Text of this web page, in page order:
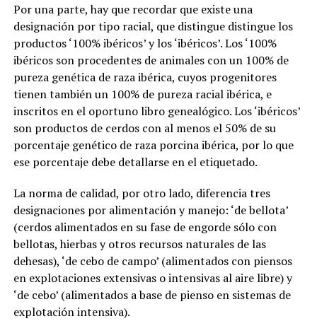
Por una parte, hay que recordar que existe una
designación por tipo racial, que distingue distingue los
productos ‘100% ibéricos’ y los ‘ibéricos’. Los ‘100%
ibéricos son procedentes de animales con un 100% de
pureza genética de raza ibérica, cuyos progenitores
tienen también un 100% de pureza racial ibérica, e
inscritos en el oportuno libro genealógico. Los ‘ibéricos’
son productos de cerdos con al menos el 50% de su
porcentaje genético de raza porcina ibérica, por lo que
ese porcentaje debe detallarse en el etiquetado.
La norma de calidad, por otro lado, diferencia tres
designaciones por alimentación y manejo: ‘de bellota’
(cerdos alimentados en su fase de engorde sólo con
bellotas, hierbas y otros recursos naturales de las
dehesas), ‘de cebo de campo’ (alimentados con piensos
en explotaciones extensivas o intensivas al aire libre) y
‘de cebo’ (alimentados a base de pienso en sistemas de
explotación intensiva).